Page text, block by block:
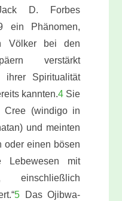
D. Forbes
ein Phänomen,
Völker bei den
verstärkt
ihrer Spiritualität
kannten.4 Sie
Cree (windigo in
und meinten
oder einen bösen
mit
einschließlich
5 Das Ojibwa-